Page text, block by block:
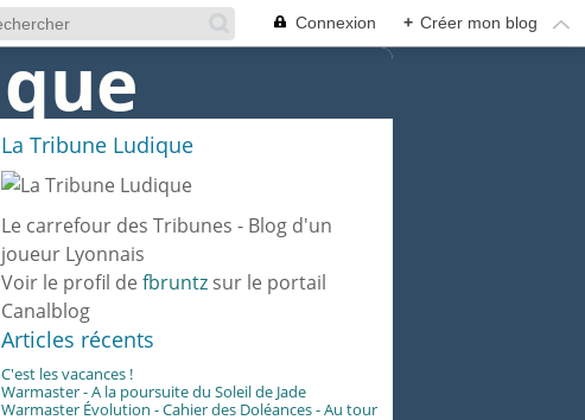
Connexion + Créer mon blog
La Tribune Ludique
Le carrefour des Tribunes - Blog d'un
joueur Lyonnais
Voir le profil de fbruntz sur le portail
Canalblog
Articles récents
C'est les vacances !
Warmaster - A la poursuite du Soleil de Jade
Warmaster Évolution - Cahier des Doléances - Au tour